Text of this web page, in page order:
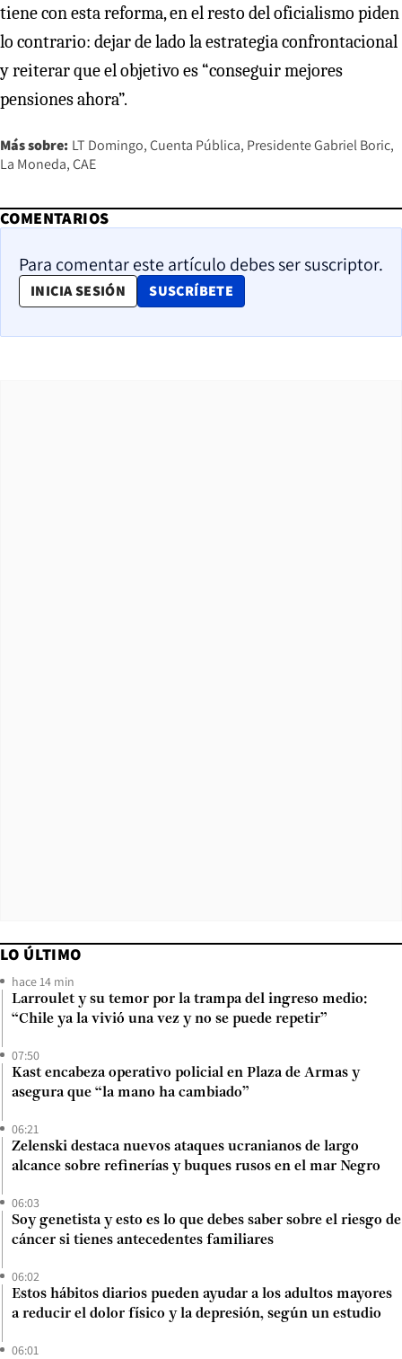
tiene con esta reforma, en el resto del oficialismo piden
lo contrario: dejar de lado la estrategia confrontacional
y reiterar que el objetivo es “conseguir mejores
pensiones ahora”.
Más sobre: LT Domingo Cuenta Pública Presidente Gabriel Boric
La Moneda CAE
COMENTARIOS
Para comentar este artículo debes ser suscriptor.
INICIA SESIÓN SUSCRÍBETE
OPENS IN NEW WINDOW
LO ÚLTIMO
hace 14 min
Larroulet y su temor por la trampa del ingreso medio:
“Chile ya la vivió una vez y no se puede repetir”
07:50
Kast encabeza operativo policial en Plaza de Armas y
asegura que “la mano ha cambiado”
06:21
Zelenski destaca nuevos ataques ucranianos de largo
alcance sobre refinerías y buques rusos en el mar Negro
06:03
Soy genetista y esto es lo que debes saber sobre el riesgo de
cáncer si tienes antecedentes familiares
06:02
Estos hábitos diarios pueden ayudar a los adultos mayores
a reducir el dolor físico y la depresión, según un estudio
06:01